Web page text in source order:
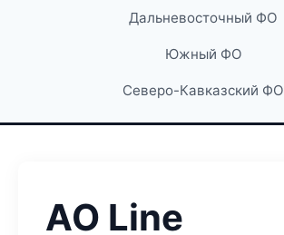
Дальневосточный ФО
Южный ФО
Северо-Кавказский ФО
АО Line